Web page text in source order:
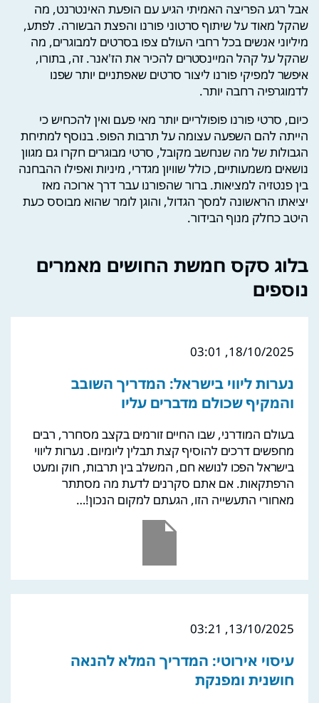
אבל רגע הפריצה האמיתי הגיע עם הופעת האינטרנט, מה
שהקל מאוד על שיתוף סרטוני פורנו והפצת הבשורה. לפתע,
מיליוני אנשים בכל רחבי העולם צפו בסרטים למבוגרים, מה
שהקל על קהל המיינסטרים להכיר את הז'אנר. זה, בתורו,
איפשר למפיקי פורנו ליצור סרטים שאפתניים יותר שפנו
לדמוגרפיה רחבה יותר.
כיום, סרטי פורנו פופולריים יותר מאי פעם ואין להכחיש כי
הייתה להם השפעה עצומה על תרבות הפופ. בנוסף למתיחת
הגבולות של מה שנחשב מקובל, סרטי מבוגרים חקרו גם מגוון
נושאים משמעותיים, כולל שוויון מגדרי, מיניות ואפילו ההבחנה
בין פנטזיה למציאות. ברור שהפורנו עבר דרך ארוכה מאז
יציאתו הראשונה למסך הגדול, והוגן לומר שהוא מבוסס כעת
היטב כחלק מנוף הבידור.
בלוג סקס חמשת החושים מאמרים
נוספים
18/10/2025, 03:01
נערות ליווי בישראל: המדריך השובב
והמקיף שכולם מדברים עליו
בעולם המודרני, שבו החיים זורמים בקצב מסחרר, רבים
מחפשים דרכים להוסיף קצת תבלין ליומיום. נערות ליווי
בישראל הפכו לנושא חם, המשלב בין תרבות, חוק ומעט
הרפתקאות. אם אתם סקרנים לדעת מה מסתתר
מאחורי התעשייה הזו, הגעתם למקום הנכון!…
13/10/2025, 03:21
עיסוי אירוטי: המדריך המלא להנאה
חושנית ומפנקת